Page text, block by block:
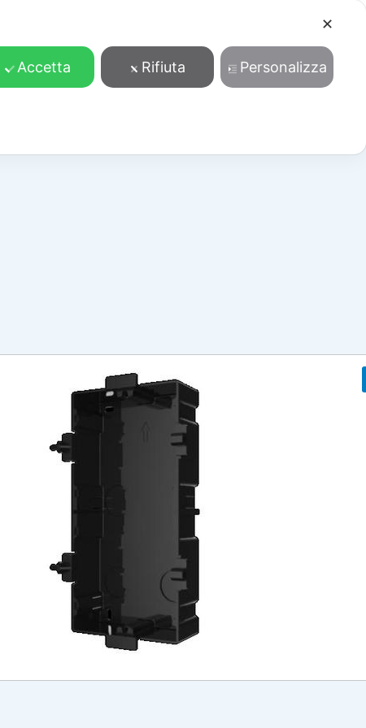
Cosa facciamo Contatti Accedi/Registrati
✕
Accetta Rifiuta Personalizza